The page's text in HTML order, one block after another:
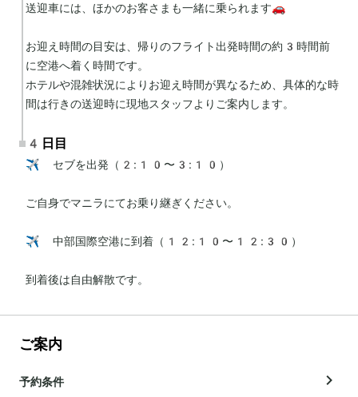
送迎車には、ほかのお客さまも一緒に乗られます🚗
お迎え時間の目安は、帰りのフライト出発時間の約3時間前
に空港へ着く時間です。
ホテルや混雑状況によりお迎え時間が異なるため、具体的な時
間は行きの送迎時に現地スタッフよりご案内します。
4日目
✈️ セブを出発（2:10〜3:10）
ご自身でマニラにてお乗り継ぎください。
✈️ 中部国際空港に到着（12:10〜12:30）
到着後は自由解散です。
ご案内
予約条件